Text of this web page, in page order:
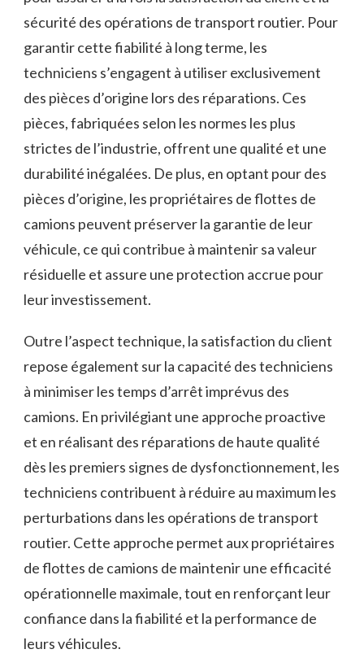
sécurité des opérations de transport routier. Pour
garantir cette fiabilité à long terme, les
techniciens s’engagent à utiliser exclusivement
des pièces d’origine lors des réparations. Ces
pièces, fabriquées selon les normes les plus
strictes de l’industrie, offrent une qualité et une
durabilité inégalées. De plus, en optant pour des
pièces d’origine, les propriétaires de flottes de
camions peuvent préserver la garantie de leur
véhicule, ce qui contribue à maintenir sa valeur
résiduelle et assure une protection accrue pour
leur investissement.
Outre l’aspect technique, la satisfaction du client
repose également sur la capacité des techniciens
à minimiser les temps d’arrêt imprévus des
camions. En privilégiant une approche proactive
et en réalisant des réparations de haute qualité
dès les premiers signes de dysfonctionnement, les
techniciens contribuent à réduire au maximum les
perturbations dans les opérations de transport
routier. Cette approche permet aux propriétaires
de flottes de camions de maintenir une efficacité
opérationnelle maximale, tout en renforçant leur
confiance dans la fiabilité et la performance de
leurs véhicules.